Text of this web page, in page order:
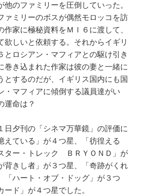
のファミリーを圧倒していった。
ァミリーのボスが偶然モロッコを訪
家に極秘資料をＭＩ６に渡して、
欲しいと依頼する。それからイギリ
とロシアン・マフィアとの駆け引き
巻き込まれた作家は彼の妻と一緒に
とするのだが、イギリス国内にも国
・マフィアに傾倒する議員達がい
運命は？
日夕刊の「シネマ万華鏡」の評価に
えている」が４つ星、「彷徨える
ター・トレック ＢＲＹＯＮＤ」が
背きし者」が３つ星、「奇跡がくれ
「ハート・オブ・ドッグ」が３つ
ド」が４つ星でした。